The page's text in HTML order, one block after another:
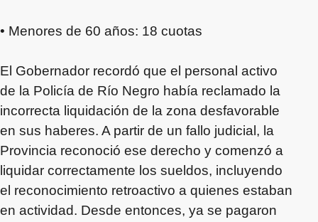
• Menores de 60 años: 18 cuotas
El Gobernador recordó que el personal activo
de la Policía de Río Negro había reclamado la
incorrecta liquidación de la zona desfavorable
en sus haberes. A partir de un fallo judicial, la
Provincia reconoció ese derecho y comenzó a
liquidar correctamente los sueldos, incluyendo
el reconocimiento retroactivo a quienes estaban
en actividad. Desde entonces, ya se pagaron